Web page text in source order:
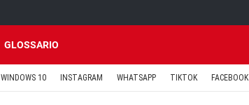
GLOSSARIO
WINDOWS 10 INSTAGRAM WHATSAPP TIKTOK FACEBOOK